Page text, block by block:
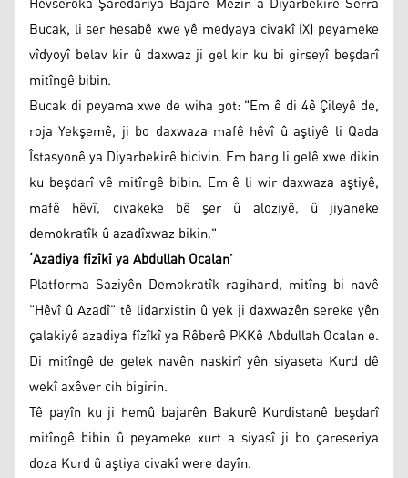
Bucak, li ser hesabê xwe yê medyaya civakî (X) peyameke
vîdyoyî belav kir û daxwaz ji gel kir ku bi girseyî beşdarî
mitîngê bibin.
Bucak di peyama xwe de wiha got: "Em ê di 4ê Çileyê de,
roja Yekşemê, ji bo daxwaza mafê hêvî û aştiyê li Qada
Îstasyonê ya Diyarbekirê bicivin. Em bang li gelê xwe dikin
ku beşdarî vê mitîngê bibin. Em ê li wir daxwaza aştiyê,
mafê hêvî, civakeke bê şer û aloziyê, û jiyaneke
demokratîk û azadîxwaz bikin."
‘Azadiya fîzîkî ya Abdullah Ocalan’
Platforma Saziyên Demokratîk ragihand, mitîng bi navê
"Hêvî û Azadî" tê lidarxistin û yek ji daxwazên sereke yên
çalakiyê azadiya fîzîkî ya Rêberê PKKê Abdullah Ocalan e.
Di mitîngê de gelek navên naskirî yên siyaseta Kurd dê
wekî axêver cih bigirin.
Tê payîn ku ji hemû bajarên Bakurê Kurdistanê beşdarî
mitîngê bibin û peyameke xurt a siyasî ji bo çareseriya
doza Kurd û aştiya civakî were dayîn.